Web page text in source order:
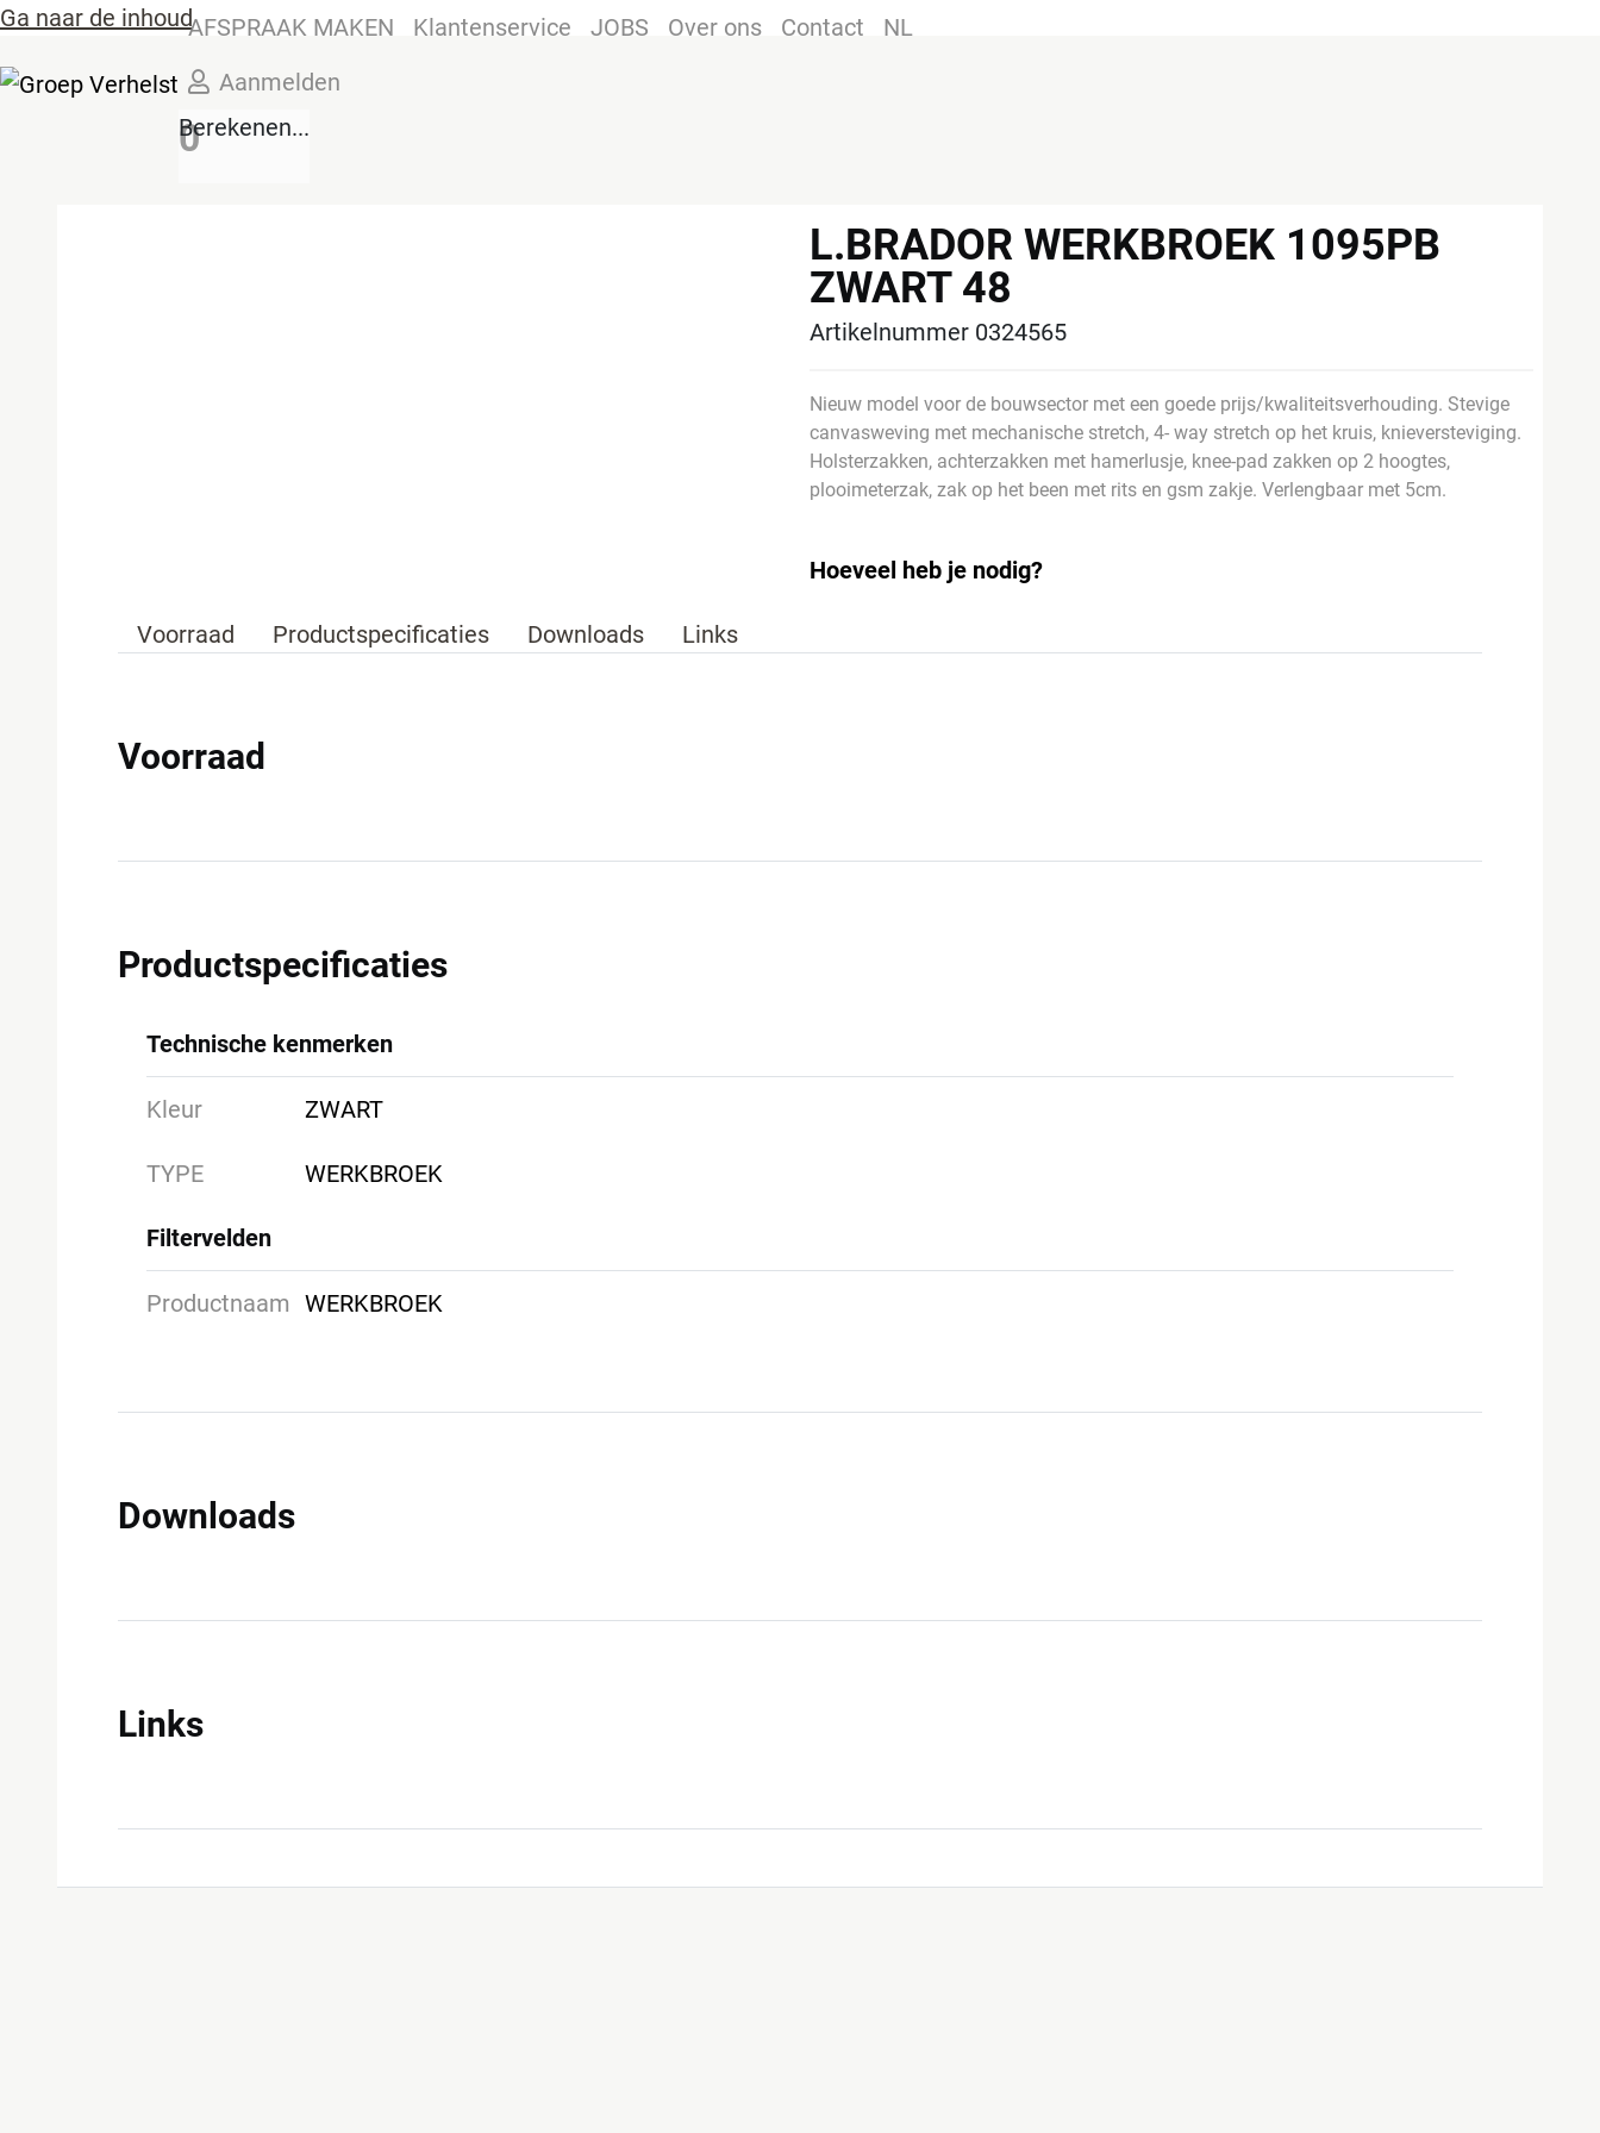
Ga naar de inhoudAFSPRAAK MAKEN Klantenservice JOBS Over ons Contact
NL
Aanmelden
0
Berekenen...
L.BRADOR WERKBROEK 1095PB
ZWART 48
Artikelnummer 0324565
Nieuw model voor de bouwsector met een goede prijs/kwaliteitsverhouding. Stevige
canvasweving met mechanische stretch, 4- way stretch op het kruis, knieversteviging.
Holsterzakken, achterzakken met hamerlusje, knee-pad zakken op 2 hoogtes,
plooimeterzak, zak op het been met rits en gsm zakje. Verlengbaar met 5cm.
Hoeveel heb je nodig?
Voorraad Productspecificaties Downloads Links
Voorraad
Productspecificaties
Technische kenmerken
Kleur ZWART
TYPE WERKBROEK
Filtervelden
Productnaam WERKBROEK
Downloads
Links